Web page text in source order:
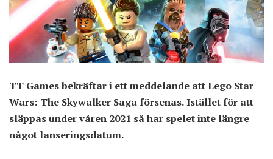
TT Games bekräftar i ett meddelande att Lego Star
Wars: The Skywalker Saga försenas. Istället för att
släppas under våren 2021 så har spelet inte längre
något lanseringsdatum.